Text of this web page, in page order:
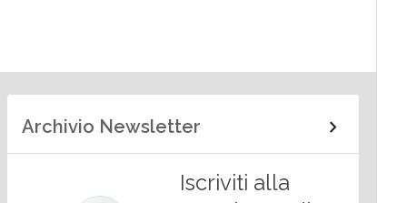
Archivio Newsletter
Iscriviti alla